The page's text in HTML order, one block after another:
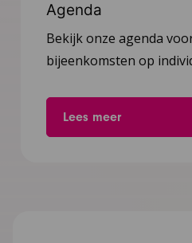
Agenda
Bekijk onze agenda
bijeenkomsten op
Lees meer